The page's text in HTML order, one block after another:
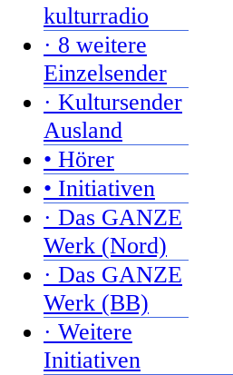
kulturradio
· 8 weitere
Einzelsender
· Kultursender
Ausland
• Hörer
• Initiativen
· Das GANZE
Werk (Nord)
· Das GANZE
Werk (BB)
· Weitere
Initiativen